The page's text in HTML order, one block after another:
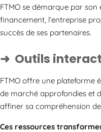
FTMO se démarque par
financement, l’entreprise
succès de ses partenaires.
Outils
FTMO offre une plateforme
de marché approfondies et
affiner sa compréhension
Ces ressources